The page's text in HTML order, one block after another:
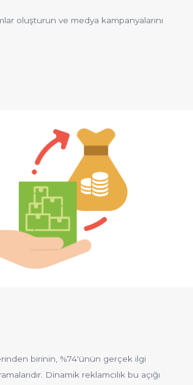
oluşturun ve medya kampanyalarını
birinin, %74'ünün gerçek ilgi
Dinamik reklamcılık bu açığı